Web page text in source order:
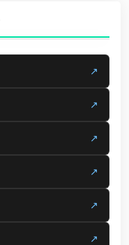
↗
↗
↗
↗
↗
↗